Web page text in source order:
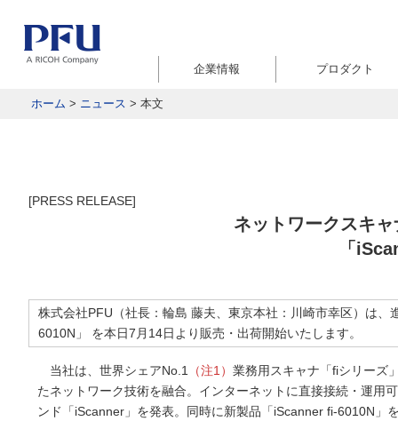
企業情報 プロダクト
ホーム > ニュース > 本文
[PRESS RELEASE]
ネットワークスキ
「
株式会社PFU（社長：輪島 藤夫、東京本社：川崎市幸区）は
6010N」 を本日7月14日より販売・出荷開始いたします。
当社は、世界シェアNo.1 （注1） 業務用スキャナ「fiシリーズ
たネットワーク技術を融合。インターネットに直接接続・運用
ンド「iScanner」を発表。同時に新製品「iScanner fi-6010N」